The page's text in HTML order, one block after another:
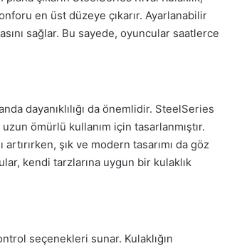
en üst düzeye çıkarır. Ayarlanabilir
sağlar. Bu sayede, oyuncular saatlerce
dayanıklılığı da önemlidir. SteelSeries
ömürlü kullanım için tasarlanmıştır.
artırırken, şık ve modern tasarımı da göz
kendi tarzlarına uygun bir kulaklık
seçenekleri sunar. Kulaklığın